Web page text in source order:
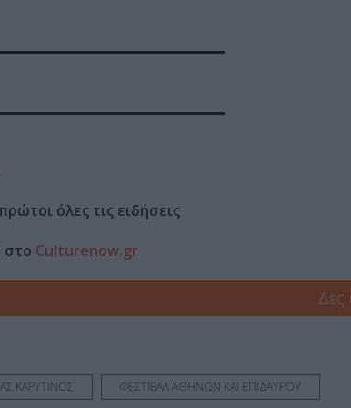
όλες τις ειδήσεις
στο Culturenow.gr
Δες
ΚΑΡΥΤΙΝΟΣ ΦΕΣΤΙΒΑΛ ΑΘΗΝΩΝ ΚΑΙ ΕΠΙΔΑΥΡΟΥ